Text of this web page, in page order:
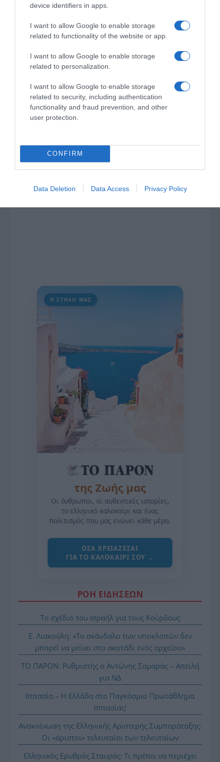
device identifiers in apps.
I want to allow Google to enable storage
related to functionality of the website or app.
I want to allow Google to enable storage
related to personalization.
I want to allow Google to enable storage
related to security, including authentication
functionality and fraud prevention, and other
user protection.
CONFIRM
Data Deletion Data Access Privacy Policy
ΕΠΟΜΕΝΟ ΜΙΑ ΚΑΥΤΗ ΠΑΤΑΤΑ»
Ο κυβερνητικός εκπρόσωπος,
Παύλος Μαρινάκης, ανοίγει τα
σε ένα vidcast που μιλάει για
τις μεγάλες τομές στον χώρο
των Μέσων Μαζικής
Ενημέρωσης. Σε μια εφ’ όλης της ύλης
συνέντευξη στον Βασίλη Κουφόπουλο, αναλύει
το χρονοδιάγραμμα για τις περιφερειακές και
εκατομμυρίων ευρώ για τον Τύπο, αλλά και την
πρωτοβουλία για την άρση της ανωνυμίας στο
διαδίκτυο.
Η ΣΤΗΛΗ ΜΑΣ
της Ζωής μας
Οι άνθρωποι, οι αυθεντικές ιστορίες,
το ελληνικό καλοκαίρι και ένας
πολιτισμός που μας ενώνει κάθε μέρα.
ΌΣΑ ΧΡΕΙΆΖΕΣΑΙ
ΓΙΑ ΤΟ ΚΑΛΟΚΑΊΡΙ ΣΟΥ →
ΡΟΗ ΕΙΔΗΣΕΩΝ
Το σχέδιο του Ισραήλ για τους Κούρδους
Ε. Λιακούλη: «Το σκάνδαλο των υποκλοπών δεν
μπορεί να μείνει στο σκοτάδι ενός αρχείου»
ΤΟ ΠΑΡΟΝ: Ρυθμιστής ο Αντώνης Σαμαράς – Απειλή
για ΝΔ
Ιππασία – Η Ελλάδα στο Παγκόσμιο Πρωτάθλημα
Ιππασίας!
Ανακοίνωση της Ελληνικής Αριστερής Συμπαράταξης:
Οι «άριστοι» τελευταίοι των τελευταίων
Ελληνικός Ερυθρός Σταυρός: Τι πρέπει να περιέχει